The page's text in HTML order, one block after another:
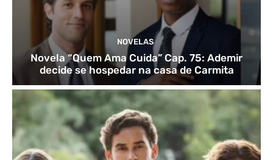
NOVELAS
Novela “Quem Ama Cuida” Cap. 75: Ademir
decide se hospedar na casa de Carmita